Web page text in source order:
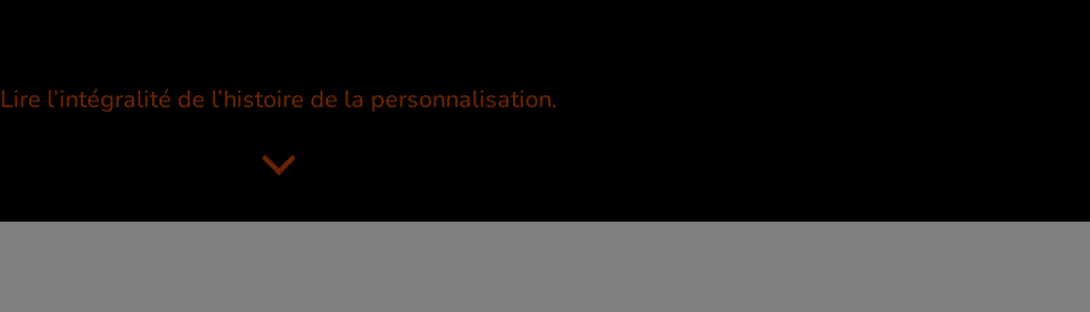
Lire l’intégralité de l’histoire de la personnalisation.